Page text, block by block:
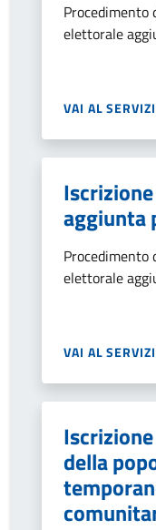
Procedimento
elettorale
VAI AL
aggiunta
Procedimento
elettorale
VAI AL
della